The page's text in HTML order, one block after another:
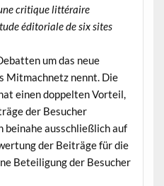
critique littéraire
éditoriale de six sites
um das neue
Mitmachnetz nennt. Die
einen doppelten Vorteil,
der Besucher
ausschließlich auf
der Beiträge für die
Beteiligung der Besucher